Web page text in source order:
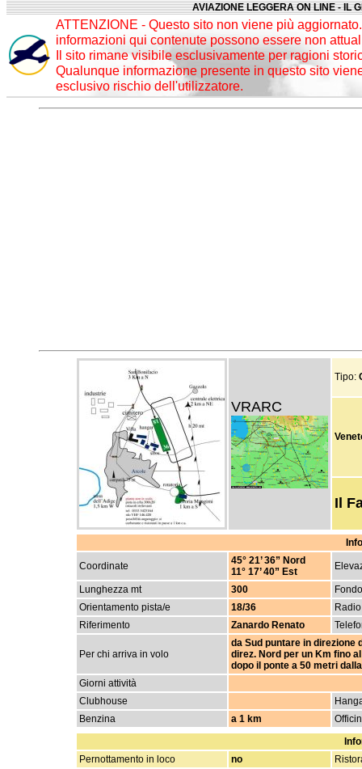
AVIAZIONE LEGGERA ON LINE - IL
ATTENZIONE - Questo sito non viene più
informazioni qui contenute possono essere non
Il sito rimane visibile esclusivamente per ragioni
Qualunque informazione presente in questo sito
esclusivo rischio dell'utilizzatore.
VRARC
Tipo:
Il
Coordinate
45° 21’ 36” Nord
11° 17’ 40” Est
Lunghezza mt 300
Fondo
Orientamento pista/e
18/36
Radio
Riferimento
Zanardo Renato
Per chi arriva in volo
da Sud puntare in
direz. Nord per un Km fino
dopo il ponte a 50 metri
Giorni attività
Clubhouse
Benzina
a 1 km
Pernottamento in loco
no